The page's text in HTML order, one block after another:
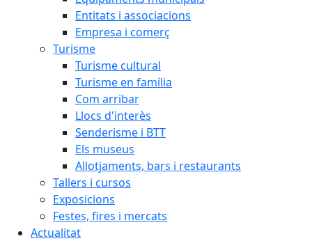
Entitats i associacions
Empresa i comerç
Turisme
Turisme cultural
Turisme en família
Com arribar
Llocs d'interès
Senderisme i BTT
Els museus
Allotjaments, bars i restaurants
Tallers i cursos
Exposicions
Festes, fires i mercats
Actualitat